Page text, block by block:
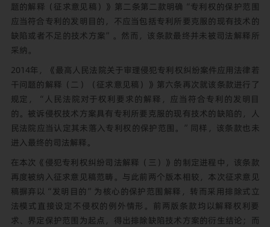
题的解释（征求意见稿）》第二条第二款明确“专利权的保护范围
应当符合专利的发明目的，不应当包括专利所要克服的现有技术的
缺陷或者不足的技术方案”。然而，该条款最终并未被司法解释所
采纳。
2014年，《最高人民法院关于审理侵犯专利权纠纷案件应用法律若
干问题的解释（二）（征求意见稿）》第六条再次就该条款进行了
规定，“人民法院对于权利要求的解释，应当符合专利的发明目
的。被诉侵权技术方案具有专利所要克服的现有技术的缺陷的，人
民法院应当认定其未落入专利权的保护范围。”同样，该条款也未
进入最终的司法解释。
在本次《侵犯专利权纠纷司法解释（三）》的制定进程中，该条款
再度被纳入征求意见稿范畴。与此前两个版本相较，本次征求意见
稿摒弃以“发明目的”为核心的保护范围解释，转而采用排除式立
法模式直接设定不侵权的例外情形。前两版条款均以解释权利要
求、界定保护范围为起点，得出排除缺陷技术方案的衍生结论；而